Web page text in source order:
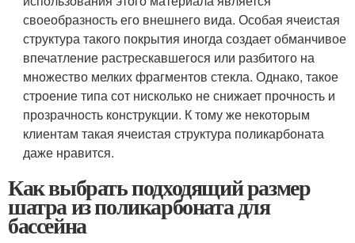
своеобразность его внешнего вида. Особая ячеистая
структура такого покрытия иногда создает обманчивое
впечатление растрескавшегося или разбитого на
множество мелких фрагментов стекла. Однако, такое
строение типа сот нисколько не снижает прочность и
прозрачность конструкции. К тому же некоторым
клиентам такая ячеистая структура поликарбоната
даже нравится.
Как выбрать подходящий размер
шатра из поликарбоната для
бассейна